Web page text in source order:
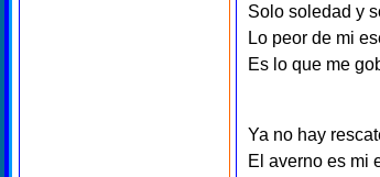
Solo soledad y
Lo peor de mi
Es lo que me
Ya no hay
El averno es mi